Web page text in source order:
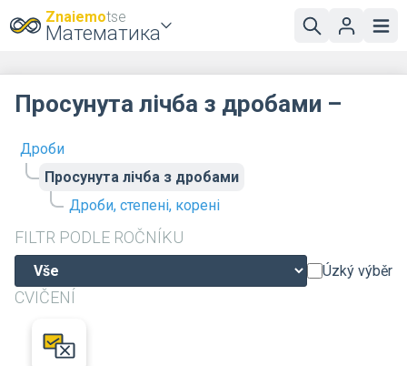
Znaiemotse
Математика
Дроби
Просунута лічба з дробами
Дроби, степені, корені
FILTR PODLE ROČNÍKU
Úzký výběr
CVIČENÍ
Просунута лічба з дробами –